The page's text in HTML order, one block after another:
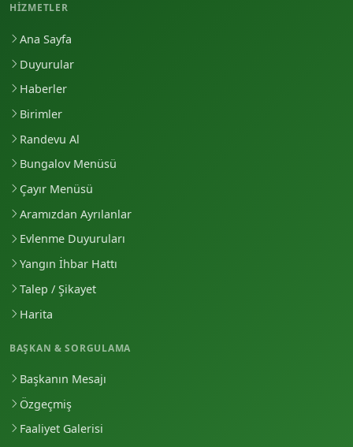
HIZMETLER
Ana Sayfa
Duyurular
Haberler
Birimler
Randevu Al
Bungalov Menüsü
Çayır Menüsü
Aramızdan Ayrılanlar
Evlenme Duyuruları
Yangın İhbar Hattı
Talep / Şikayet
Harita
BAŞKAN & SORGULAMA
Başkanın Mesajı
Özgeçmiş
Faaliyet Galerisi